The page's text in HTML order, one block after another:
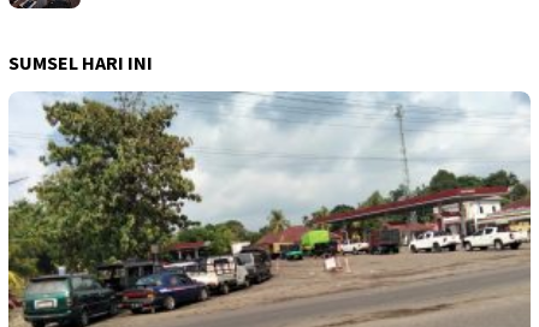
SUMSEL HARI INI